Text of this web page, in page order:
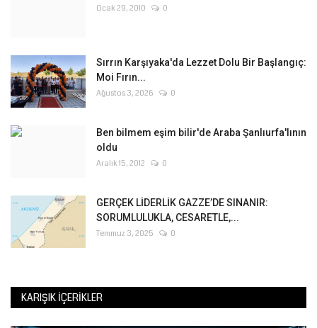
Ocak 29, 2010 0
Sırrın Karşıyaka'da Lezzet Dolu Bir Başlangıç:
Moi Fırın...
Ağustos 3, 2026 0
Ben bilmem eşim bilir'de Araba Şanlıurfa'lının
oldu
Aralık 15, 2012 0
GERÇEK LİDERLİK GAZZE’DE SINANIR:
SORUMLULUKLA, CESARETLE,...
Temmuz 3, 2025 0
KARIŞIK İÇERIKLER